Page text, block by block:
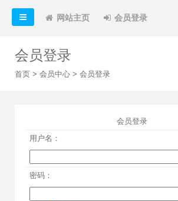
网站主页 会员登录
会员登录
首页 > 会员中心 > 会员登录
会员登录
用户名：
密码：